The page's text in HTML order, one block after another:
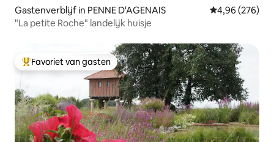
Gastenverblijf in PENNE D'AGENAIS Gemiddelde
4,96 (276)
"La petite Roche" landelijk huisje
Topfavoriet van gasten
Favoriet van gasten